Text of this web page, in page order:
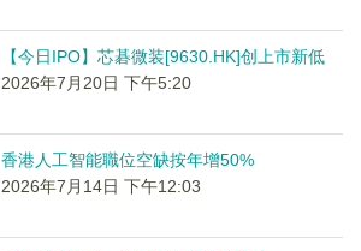
【今日IPO】芯碁微装[9630.HK]创上市新低
2026年7月20日 下午5:20
香港人工智能職位空缺按年增50%
2026年7月14日 下午12:03